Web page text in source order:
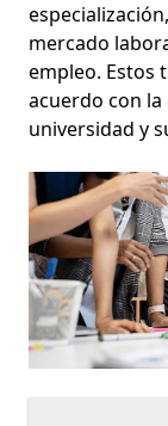
mercado
empleo. Estos
acuerdo con la
universidad y